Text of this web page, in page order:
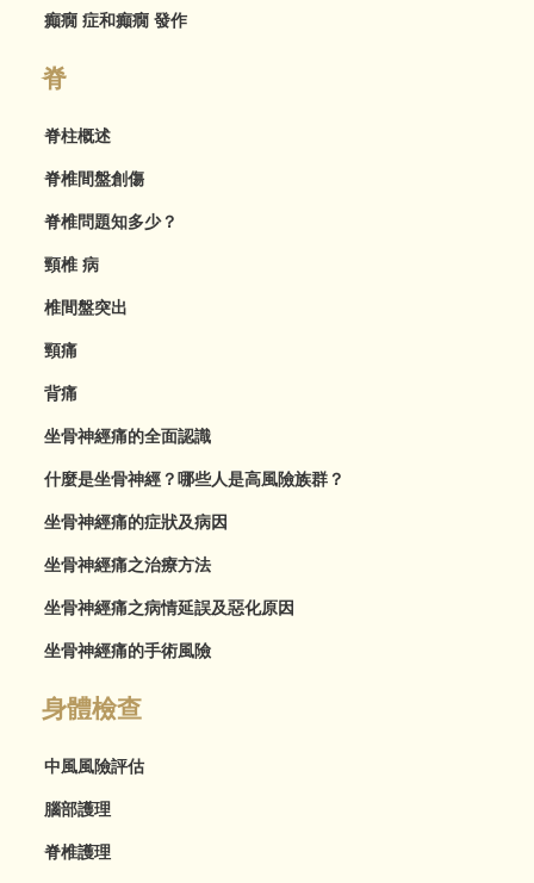
癲癇 症和癲癇 發作
脊
脊柱概述
脊椎間盤創傷
脊椎問題知多少？
頸椎 病
椎間盤突出
頸痛
背痛
坐骨神經痛的全面認識
什麼是坐骨神經？哪些人是高風險族群？
坐骨神經痛的症狀及病因
坐骨神經痛之治療方法
坐骨神經痛之病情延誤及惡化原因
坐骨神經痛的手術風險
身體檢查
中風風險評估
腦部護理
脊椎護理